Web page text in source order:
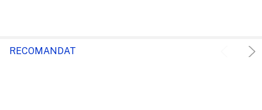
RECOMANDAT